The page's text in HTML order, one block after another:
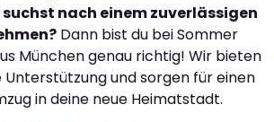
nach einem zuverlässigen
Dann bist du bei Sommer
München genau richtig! Wir bieten
und sorgen für einen
in deine neue Heimatstadt.